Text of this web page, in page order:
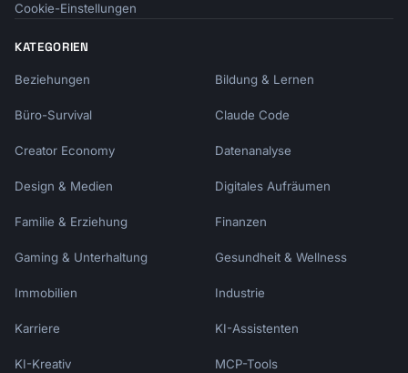
Cookie-Einstellungen
KATEGORIEN
Beziehungen Bildung & Lernen
Büro-Survival Claude Code
Creator Economy Datenanalyse
Design & Medien Digitales Aufräumen
Familie & Erziehung Finanzen
Gaming & Unterhaltung Gesundheit & Wellness
Immobilien Industrie
Karriere KI-Assistenten
KI-Kreativ MCP-Tools